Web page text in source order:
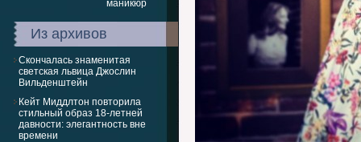
Из архивов
Скончалась знаменитая
светская львица Джослин
Вильденштейн
Кейт Миддлтон повторила
стильный образ 18-летней
давности: элегантность вне
времени